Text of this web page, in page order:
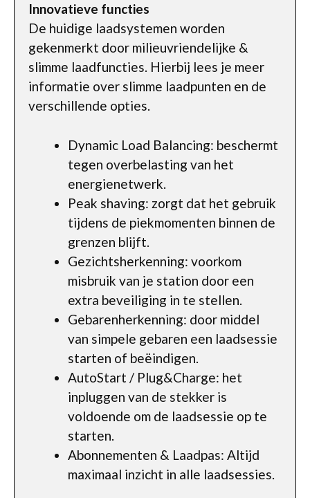
Innovatieve functies
De huidige laadsystemen worden
gekenmerkt door milieuvriendelijke &
slimme laadfuncties. Hierbij lees je meer
informatie over slimme laadpunten en de
verschillende opties.
Dynamic Load Balancing: beschermt
tegen overbelasting van het
energienetwerk.
Peak shaving: zorgt dat het gebruik
tijdens de piekmomenten binnen de
grenzen blijft.
Gezichtsherkenning: voorkom
misbruik van je station door een
extra beveiliging in te stellen.
Gebarenherkenning: door middel
van simpele gebaren een laadsessie
starten of beëindigen.
AutoStart / Plug&Charge: het
inpluggen van de stekker is
voldoende om de laadsessie op te
starten.
Abonnementen & Laadpas: Altijd
maximaal inzicht in alle laadsessies.